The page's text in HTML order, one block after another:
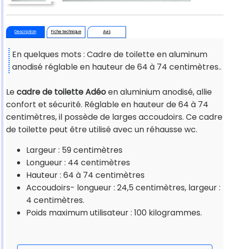
Description Fiche technique Avis
En quelques mots : Cadre de toilette en aluminum
anodisé réglable en hauteur de 64 à 74 centimètres..
Lecadre de toilette Adéoen aluminium anodisé, allie
confort et sécurité. Réglable en hauteur de 64 à 74
centimètres, il possède de larges accoudoirs. Ce cadre
de toilette peut être utilisé avec un réhausse wc.
Largeur : 59 centimètres
Longueur : 44 centimètres
Hauteur : 64 à 74 centimètres
Accoudoirs- longueur : 24,5 centimètres, largeur :
4 centimètres.
Poids maximum utilisateur : 100 kilogrammes.